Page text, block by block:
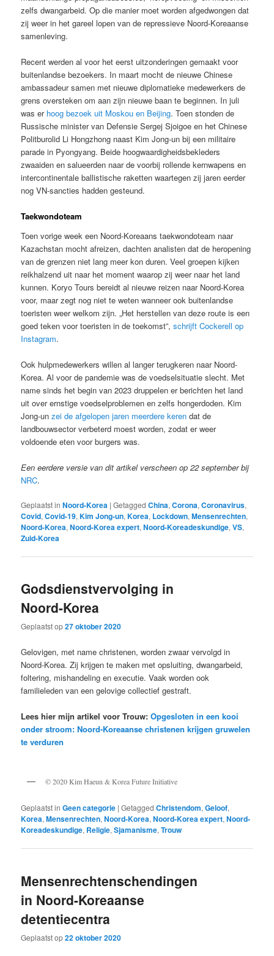
zelfs dwangarbeid. Op die manier moet worden afgedwongen dat
zij weer in het gareel lopen van de repressieve Noord-Koreaanse
samenleving.
Recent werden al voor het eerst uitzonderingen gemaakt voor
buitenlandse bezoekers. In maart mocht de nieuwe Chinese
ambassadeur samen met nieuwe diplomatieke medewerkers de
grens oversteken om aan zijn nieuwe baan te beginnen. In juli
was er hoog bezoek uit Moskou en Beijing. Toen stonden de
Russische minister van Defensie Sergej Sjoigoe en het Chinese
Politburolid Li Hongzhong naast Kim Jong-un bij een militaire
parade in Pyongyang. Beide hoogwaardigheidsbekleders
zwaaiden en salueerden naar de voorbij rollende kernwapens en
intercontinentale ballistische raketten waartegen zij jaren eerder
nog VN-sancties hadden gesteund.
Taekwondoteam
Toen vorige week een Noord-Koreaans taekwondoteam naar
Kazachstan mocht afreizen, dachten analisten dat de heropening
van de grenzen niet lang meer kon duren. Veel groepen kijken
reikhalzend uit naar het moment waarop zij weer naar het land
kunnen. Koryo Tours bereidt al nieuwe reizen naar Noord-Korea
voor, maar zegt nog niet te weten wanneer ook buitenlandse
toeristen weer welkom zijn. „Het herstellen van deze route is een
goed teken voor toeristen in de toekomst”,schrijft Cockerell op
Instagram.
Ook hulpmedewerkers willen al langer terugkeren naar Noord-
Korea. Al voor de pandemie was de voedselsituatie slecht. Met
name sinds het begin van 2023 druppelen er berichten het land
uit over ernstige voedselproblemen en zelfs hongerdoden. Kim
Jong-unzei de afgelopen jaren meerdere keren dat de
landbouwsector verbeterd moest worden, zodat er weer
voldoende eten voor burgers was.
Een eerdere versie van dit artikel verscheen op 22 september bij
NRC.
Geplaatst in Noord-Korea |Getagged China,Corona,Coronavirus,
Covid,Covid-19,Kim Jong-un,Korea, Lockdown,Mensenrechten,
Noord-Korea,Noord-Korea expert,Noord-Koreadeskundige,VS,
Zuid-Korea
Godsdienstvervolging in
Noord-Korea
Geplaatst op27 oktober 2020
Gelovigen, met name christenen, worden zwaar vervolgd in
Noord-Korea. Zij krijgen te maken met opsluiting, dwangarbeid,
foltering, mishandeling en executie. Vaak worden ook
familieleden van een gelovige collectief gestraft.
Lees hier mijn artikel voor Trouw:Opgesloten in een kooi
onder stroom: Noord-Koreaanse christenen krijgen gruwelen
te verduren
© 2020 Kim Haeun & Korea Future Initiative
Geplaatst in Geen categorie |Getagged Christendom,Geloof,
Korea,Mensenrechten,Noord-Korea,Noord-Korea expert,Noord-
Koreadeskundige, Religie,Sjamanisme,Trouw
Mensenrechtenschendingen
in Noord-Koreaanse
detentiecentra
Geplaatst op22 oktober 2020